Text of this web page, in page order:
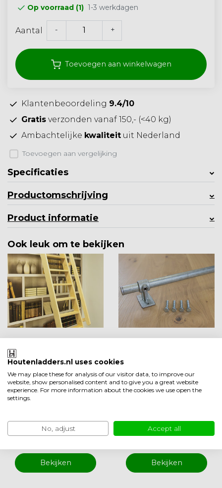
Op voorraad (1) 1-3 werkdagen
Aantal - +
Toevoegen aan winkelwagen
Klantenbeoordeling 9.4/10
Gratis verzonden vanaf 150,- (<40 kg)
Ambachtelijke kwaliteit uit Nederland
Toevoegen aan vergelijking
Specificaties
Productomschrijving
Product informatie
Ook leuk om te bekijken
Doorlopende hout
en trapleuning
EUR 75,00
Bekijken
EUR 27,50
Bekijken
Houtenladders.nl uses cookies
We may place these for analysis of our visitor data, to improve our
website, show personalised content and to give you a great website
experience. For more information about the cookies we use open the
settings.
No, adjust Accept all